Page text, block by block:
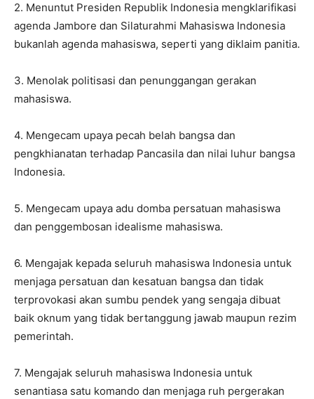
2. Menuntut Presiden Republik Indonesia mengklarifikasi
agenda Jambore dan Silaturahmi Mahasiswa Indonesia
bukanlah agenda mahasiswa, seperti yang diklaim panitia.
3. Menolak politisasi dan penunggangan gerakan
mahasiswa.
4. Mengecam upaya pecah belah bangsa dan
pengkhianatan terhadap Pancasila dan nilai luhur bangsa
Indonesia.
5. Mengecam upaya adu domba persatuan mahasiswa
dan penggembosan idealisme mahasiswa.
6. Mengajak kepada seluruh mahasiswa Indonesia untuk
menjaga persatuan dan kesatuan bangsa dan tidak
terprovokasi akan sumbu pendek yang sengaja dibuat
baik oknum yang tidak bertanggung jawab maupun rezim
pemerintah.
7. Mengajak seluruh mahasiswa Indonesia untuk
senantiasa satu komando dan menjaga ruh pergerakan